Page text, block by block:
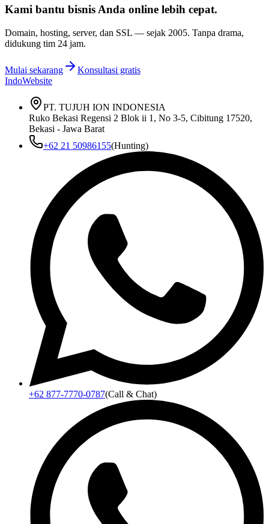
Kami bantu bisnis Anda online lebih cepat.
Domain, hosting, server, dan SSL — sejak 2005. Tanpa drama,
didukung tim 24 jam.
Mulai sekarang
Konsultasi gratis
IndoWebsite
PT. TUJUH ION INDONESIA
Ruko Bekasi Regensi 2 Blok ii 1, No 3-5, Cibitung 17520,
Bekasi - Jawa Barat
+62 21 50986155(Hunting)
+62 877-7770-0787(Call & Chat)